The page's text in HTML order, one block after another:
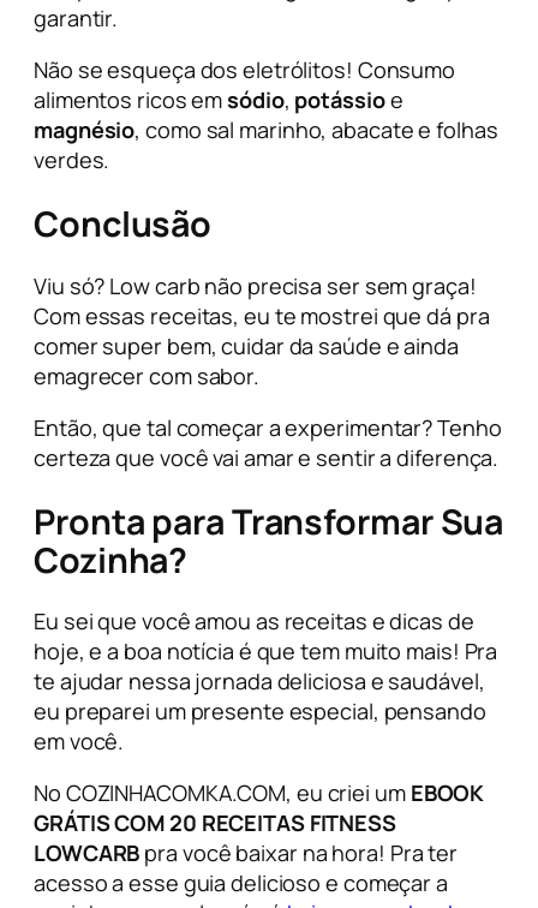
garantir.
Não se esqueça dos eletrólitos! Consumo
alimentos ricos emsódio, potássioe
magnésio, como sal marinho, abacate e folhas
verdes.
Conclusão
Viu só? Low carb não precisa ser sem graça!
Com essas receitas, eu te mostrei que dá pra
comer super bem, cuidar da saúde e ainda
emagrecer com sabor.
Então, que tal começar a experimentar? Tenho
certeza que você vai amar e sentir a diferença.
Pronta para Transformar Sua
Cozinha?
Eu sei que você amou as receitas e dicas de
hoje, e a boa notícia é que tem muito mais! Pra
te ajudar nessa jornada deliciosa e saudável,
eu preparei um presente especial, pensando
em você.
No COZINHACOMKA.COM, eu criei um EBOOK
GRÁTIS COM 20 RECEITAS FITNESS
LOWCARB pra você baixar na hora! Pra ter
acesso a esse guia delicioso e começar a